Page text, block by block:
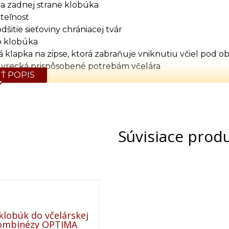
zadnej strane klobúka
sieťoviny chrániacej tvár
klobúka
klapka na zipse, ktorá zabraňuje vniknutiu včiel pod
prispôsobené potrebám včelára
Obvod pása
188 144
192 148
POPIS
Súvisiace
do včelárskej
OPTIMA